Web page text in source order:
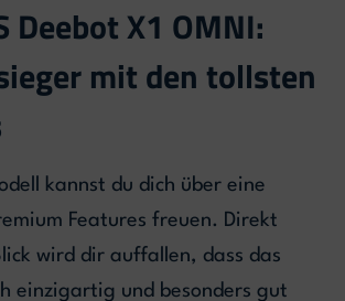
Deebot X1 OMNI:
mit den tollsten
kannst du dich über eine
Features freuen. Direkt
wird dir auffallen, dass das
einzigartig und besonders gut